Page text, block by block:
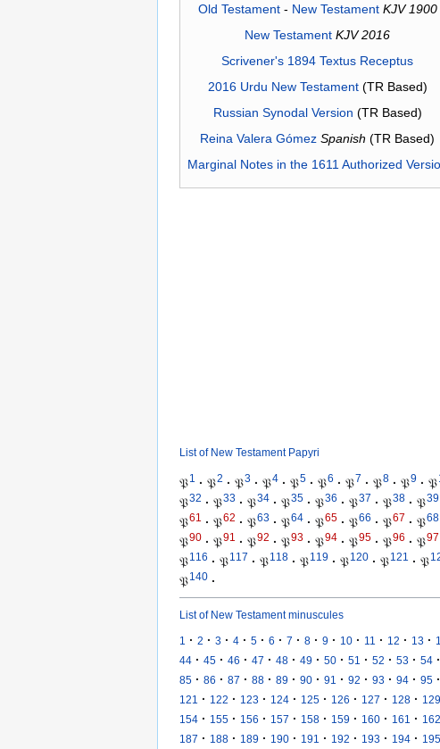
Old Testament- New Testament KJV 1900
New Testament KJV 2016
Scrivener's 1894 Textus Receptus
2016 Urdu New Testament(TR Based)
Russian Synodal Version (TR Based)
Reina Valera Gómez Spanish (TR Based)
Marginal Notes in the 1611 Authorized
List of New Testament Papyri
𝔓1 · 𝔓2 · 𝔓3 · 𝔓4 · 𝔓5 · 𝔓6 · 𝔓7 · 𝔓8 · 𝔓9 · 𝔓
𝔓32 · 𝔓33 · 𝔓34 · 𝔓35 · 𝔓36 · 𝔓37 · 𝔓38 · 𝔓39
𝔓61 · 𝔓62 · 𝔓63 · 𝔓64 · 𝔓65 · 𝔓66 · 𝔓67 · 𝔓68
𝔓90 · 𝔓91 · 𝔓92 · 𝔓93 · 𝔓94 · 𝔓95 · 𝔓96 · 𝔓97
𝔓116 · 𝔓117 · 𝔓118 · 𝔓119 · 𝔓120 · 𝔓121 · 𝔓
𝔓140 ·
List of New Testament minuscules
1 · 2 · 3 · 4 · 5 · 6 · 7 · 8 · 9 · 10 · 11 · 12 · 13 ·
44 · 45 · 46 · 47 · 48 · 49 · 50 · 51 · 52 · 53 · 54 ·
85 · 86 · 87 · 88 · 89 · 90 · 91 · 92 · 93 · 94 · 95 ·
121 · 122 · 123 · 124 · 125 · 126 · 127 · 128 · 129
154 · 155 · 156 · 157 · 158 · 159 · 160 · 161 · 162
187 · 188 · 189 · 190 · 191 · 192 · 193 · 194 · 195